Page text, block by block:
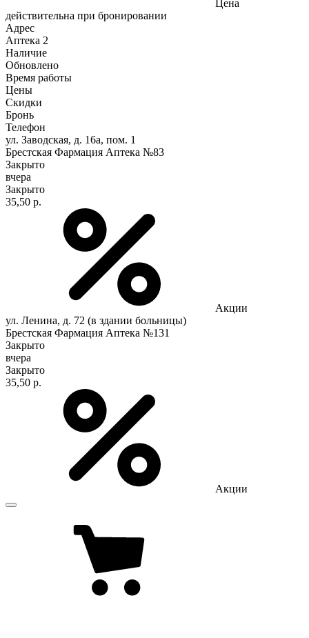
Цена
действительна при бронировании
Адрес
Аптека 2
Наличие
Обновлено
Время работы
Цены
Скидки
Бронь
Телефон
ул. Заводская, д. 16а, пом. 1
Брестская Фармация Аптека №83
Закрыто
вчера
Закрыто
35,50 р.
Акции
ул. Ленина, д. 72 (в здании больницы)
Брестская Фармация Аптека №131
Закрыто
вчера
Закрыто
35,50 р.
Акции